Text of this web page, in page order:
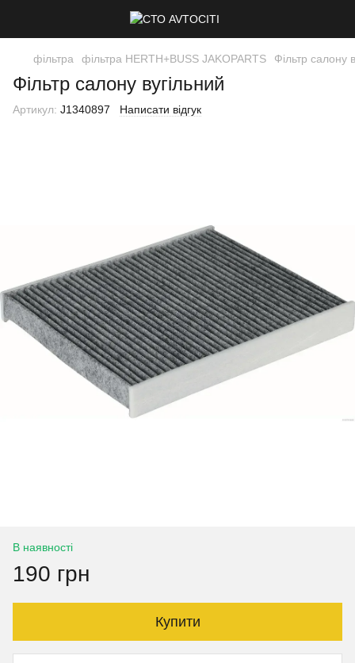
фільтра фільтра HERTH+BUSS JAKOPARTS Фільтр салону
Фільтр салону вугільний
Артикул: J1340897 Написати відгук
В наявності
190 грн
Купити